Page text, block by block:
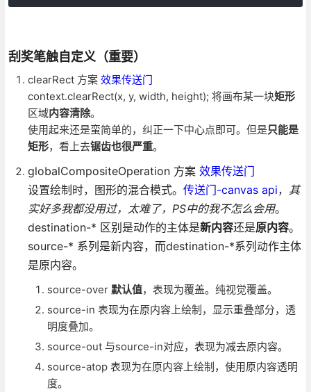
刮奖笔触自定义（重要）
clearRect 方案 效果传送门
context.clearRect(x, y, width, height); 将画布某一块矩形
区域内容清除。
使用起来还是蛮简单的，纠正一下中心点即可。但是只能是
矩形，看上去锯齿也很严重。
globalCompositeOperation 方案 效果传送门
设置绘制时，图形的混合模式。 传送门-canvas api， 其
实好多我都没用过，太难了，PS中的我不怎么会用。
destination-* 区别是动作的主体是新内容还是原内容。
source-* 系列是新内容，而destination-*系列动作主体
是原内容。
source-over 默认值，表现为覆盖。纯视觉覆盖。
source-in 表现为在原内容上绘制，显示重叠部分，透
明度叠加。
source-out 与source-in对应，表现为减去原内容。
source-atop 表现为在原内容上绘制，使用原内容透明
度。